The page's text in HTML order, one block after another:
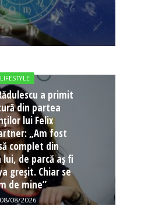
LIFESTYLE
a primit
din partea
lui Felix
„Am fost
complet din
de parcă aș fi
greșit. Chiar se
de mine”
08/08/2026